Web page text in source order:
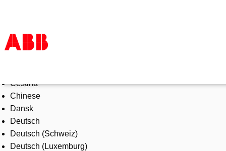
Products & Solutions
Industries
Services
About us
Where to buy
Contact us
Čeština
Chinese
Dansk
Deutsch
Deutsch (Schweiz)
Deutsch (Luxemburg)